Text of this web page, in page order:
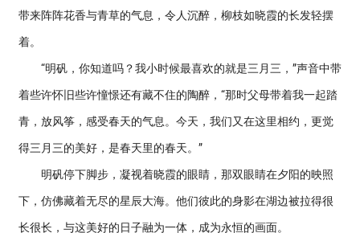
带来阵阵花香与青草的气息，令人沉醉，柳枝如晓霞的长发轻摆
着。
“明矾，你知道吗？我小时候最喜欢的就是三月三，”声音中带
着些许怀旧些许憧憬还有藏不住的陶醉，“那时父母带着我一起踏
青，放风筝，感受春天的气息。今天，我们又在这里相约，更觉
得三月三的美好，是春天里的春天。”
明矾停下脚步，凝视着晓霞的眼睛，那双眼睛在夕阳的映照
下，仿佛藏着无尽的星辰大海。他们彼此的身影在湖边被拉得很
长很长，与这美好的日子融为一体，成为永恒的画面。